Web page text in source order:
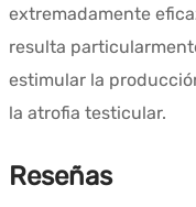
extremadamente
resulta
estimular la
la atrofia testicular.
Reseñas